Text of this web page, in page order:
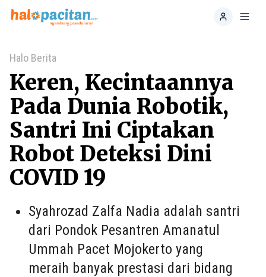
Home
Halo Berita
Keren, Kecintaannya
Pada Dunia Robotik,
Santri Ini Ciptakan
Robot Deteksi Dini
COVID 19
Syahrozad Zalfa Nadia adalah santri
dari Pondok Pesantren Amanatul
Ummah Pacet Mojokerto yang
meraih banyak prestasi dari bidang